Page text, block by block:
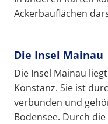
Ackerbauflächen
Die Insel Mainau
Die Insel Mainau
Konstanz. Sie ist
verbunden und
Bodensee. Durch